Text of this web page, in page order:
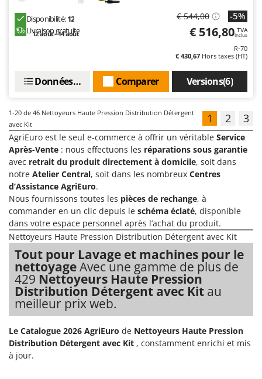
Disponibilité:12
Livraison gratuite
12 août - 14 août
€ 544,00 -5%
€ 516,80 TVA
Inclus
R-70
€ 430,67 Hors taxes (HT)
Versions(6)
Comparer
Données techniques
1-20 de 46 Nettoyeurs Haute Pression Distribution Détergent
avec Kit
1 2 3
AgriEuro est le seul e-commerce à offrir un véritable Service
Après-Vente : nous effectuons les réparations sous garantie
avec retrait du produit directement à domicile, soit dans
notre Atelier Central, soit dans les nombreux Centres
d’Assistance AgriEuro.
Nous fournissons toutes les pièces de rechange, à
commander en un clic depuis le schéma éclaté, disponible
dans votre espace personnel après l’achat du produit.
Nettoyeurs Haute Pression Distribution Détergent avec Kit
Tout pour Lavage et machines pour le
nettoyageAvec une gamme de plus de
429 Nettoyeurs Haute Pression
Distribution Détergent avec Kit au
meilleur prix web.
Le Catalogue 2026 AgriEuro de Nettoyeurs Haute Pression
Distribution Détergent avec Kit , constamment enrichi et mis
à jour.